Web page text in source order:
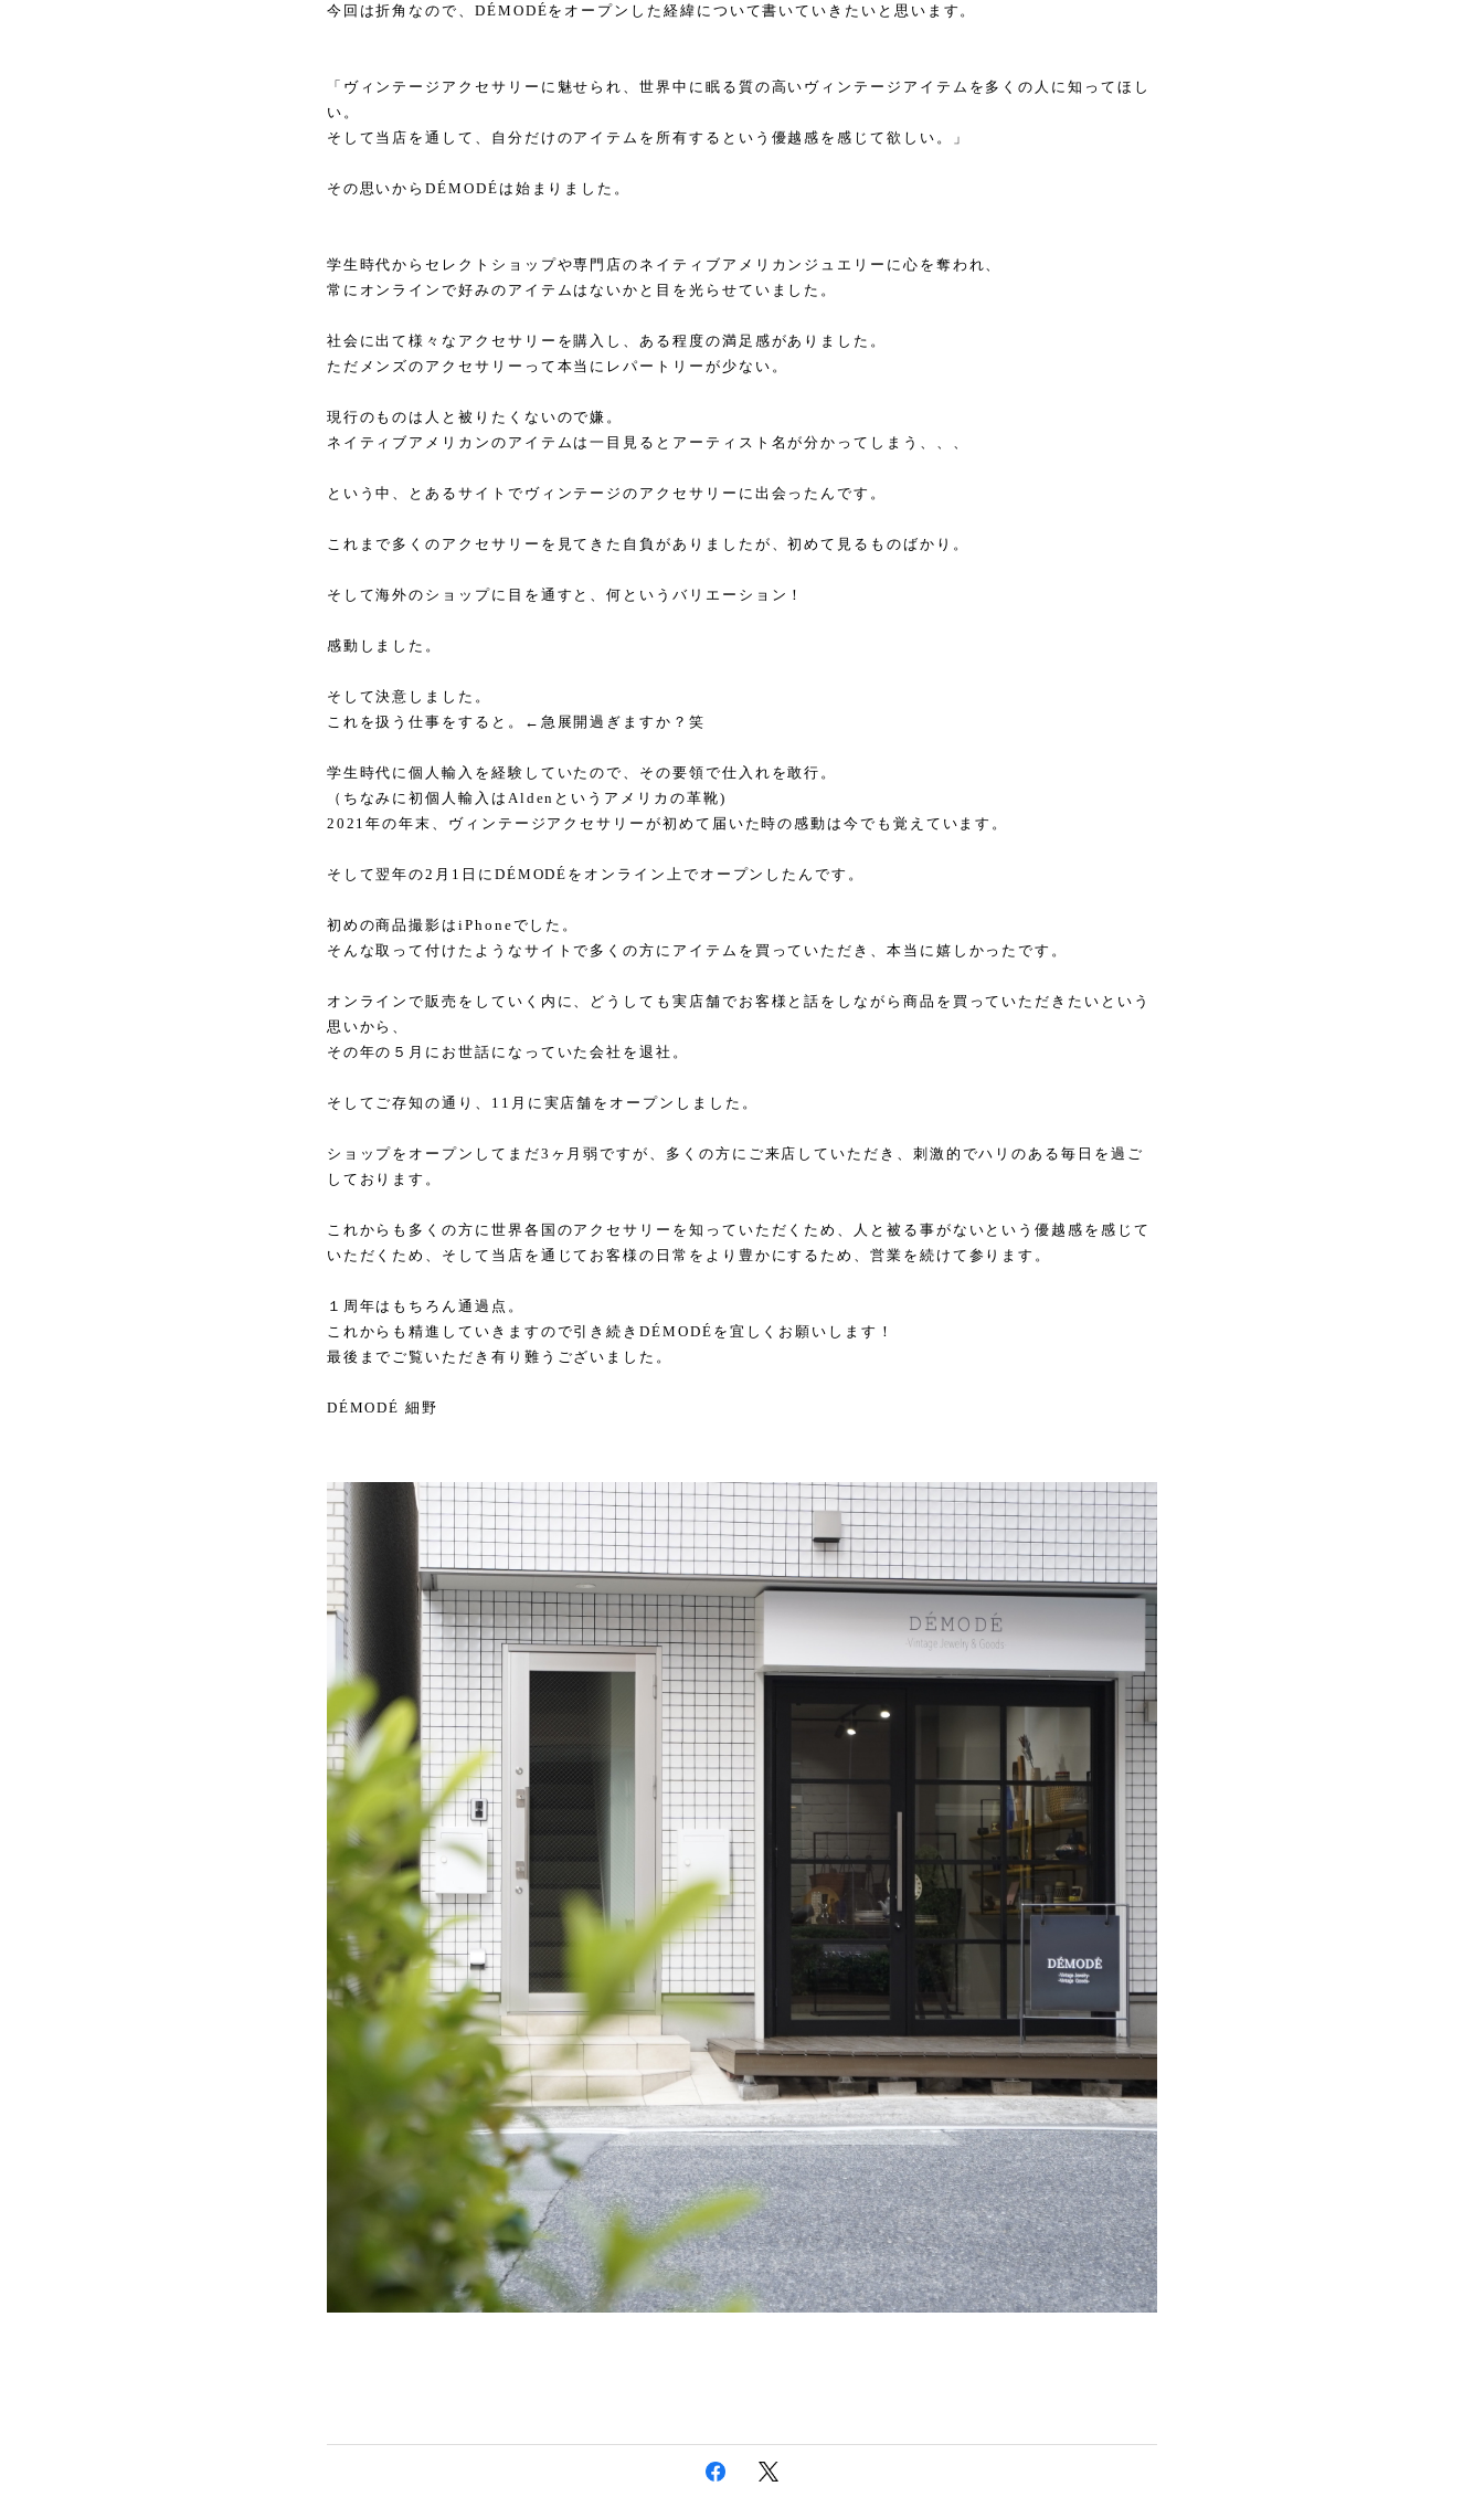
今回は折角なので、DÉMODÉをオープンした経緯について書いていきたいと思います。
「ヴィンテージアクセサリーに魅せられ、世界中に眠る質の高いヴィンテージアイテムを多くの人に知ってほし
い。
そして当店を通して、自分だけのアイテムを所有するという優越感を感じて欲しい。」
その思いからDÉMODÉは始まりました。
学生時代からセレクトショップや専門店のネイティブアメリカンジュエリーに心を奪われ、
常にオンラインで好みのアイテムはないかと目を光らせていました。
社会に出て様々なアクセサリーを購入し、ある程度の満足感がありました。
ただメンズのアクセサリーって本当にレパートリーが少ない。
現行のものは人と被りたくないので嫌。
ネイティブアメリカンのアイテムは一目見るとアーティスト名が分かってしまう、、、
という中、とあるサイトでヴィンテージのアクセサリーに出会ったんです。
これまで多くのアクセサリーを見てきた自負がありましたが、初めて見るものばかり。
そして海外のショップに目を通すと、何というバリエーション！
感動しました。
そして決意しました。
これを扱う仕事をすると。←急展開過ぎますか？笑
学生時代に個人輸入を経験していたので、その要領で仕入れを敢行。
（ちなみに初個人輸入はAldenというアメリカの革靴)
2021年の年末、ヴィンテージアクセサリーが初めて届いた時の感動は今でも覚えています。
そして翌年の2月1日にDÉMODÉをオンライン上でオープンしたんです。
初めの商品撮影はiPhoneでした。
そんな取って付けたようなサイトで多くの方にアイテムを買っていただき、本当に嬉しかったです。
オンラインで販売をしていく内に、どうしても実店舗でお客様と話をしながら商品を買っていただきたいという
思いから、
その年の５月にお世話になっていた会社を退社。
そしてご存知の通り、11月に実店舗をオープンしました。
ショップをオープンしてまだ3ヶ月弱ですが、多くの方にご来店していただき、刺激的でハリのある毎日を過ご
しております。
これからも多くの方に世界各国のアクセサリーを知っていただくため、人と被る事がないという優越感を感じて
いただくため、そして当店を通じてお客様の日常をより豊かにするため、営業を続けて参ります。
１周年はもちろん通過点。
これからも精進していきますので引き続きDÉMODÉを宜しくお願いします！
最後までご覧いただき有り難うございました。
DÉMODÉ 細野